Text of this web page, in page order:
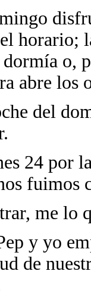
horario;
o,
abre los
del
por la
fuimos
me lo
yo
de